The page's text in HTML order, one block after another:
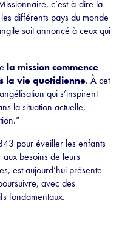
c’est-à-dire la
différents pays du monde
soit annoncé à ceux qui
la mission commence
la vie quotidienne. À cet
qui s’inspirent
la situation actuelle,
pour éveiller les enfants
aux besoins de leurs
est aujourd’hui présente
avec des
fondamentaux.